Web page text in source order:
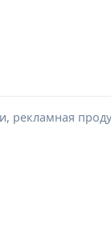
рекламная